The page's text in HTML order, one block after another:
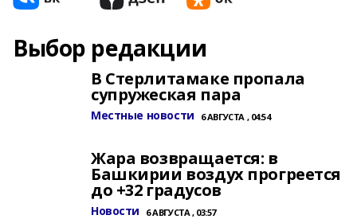
Выбор редакции
В Стерлитамаке пропала
супружеская пара
Местные новости 6 АВГУСТА , 04:54
Жара возвращается: в
Башкирии воздух прогреется
до +32 градусов
Новости 6 АВГУСТА , 03:57